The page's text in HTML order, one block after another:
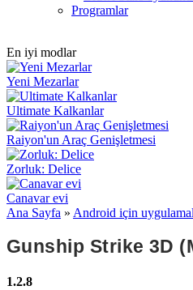
Programlar
En iyi modlar
Yeni Mezarlar
Ultimate Kalkanlar
Raiyon'un Araç Genişletmesi
Zorluk: Delice
Canavar evi
Ana Sayfa » Android için
Gunship Strike 3D
1.2.8